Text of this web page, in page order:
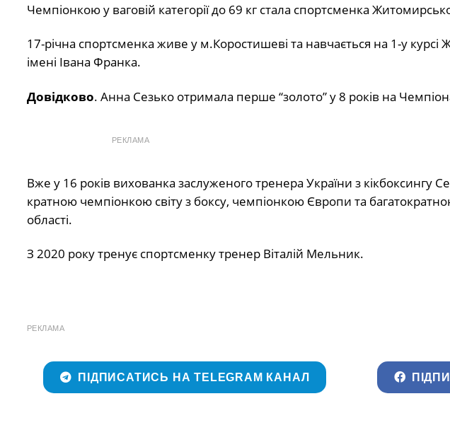
Чемпіонкою у ваговій категорії до 69 кг стала спортсменка
17-річна спортсменка живе у м.Коростишеві та навчається на 1-у
імені Івана Франка.
Довідково. Анна Сезько отримала перше “золото” у 8 років на
РЕКЛАМА
Вже у 16 років вихованка заслуженого тренера України з кікбоксингу
кратною чемпіонкою світу з боксу, чемпіонкою Європи та
області.
З 2020 року тренує спортсменку тренер Віталій Мельник.
РЕКЛАМА
ПІДПИСАТИСЬ НА TELEGRAM КАНАЛ